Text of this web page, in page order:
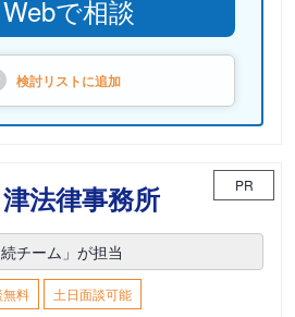
Webで相談
検討リストに追加
法律事務所 PR
チーム」が担当
無料 土日面談可能